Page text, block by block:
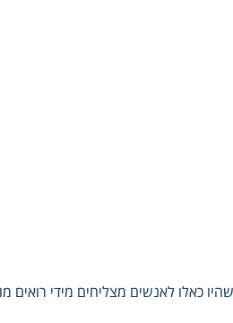
כאלו לאנשים מצליחים מידי רואים